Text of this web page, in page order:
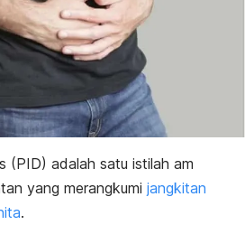
(PID) adalah satu istilah am
yang merangkumi jangkitan
.